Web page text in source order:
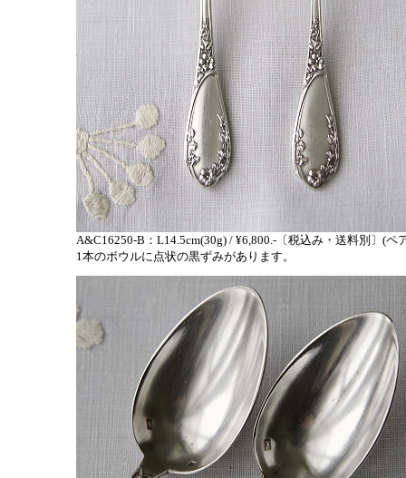
A&C16250-B：L14.5cm(30g) / ¥6,800.-〔税込み・送料別〕(ペ
1本のボウルに点状の黒ずみがあります。